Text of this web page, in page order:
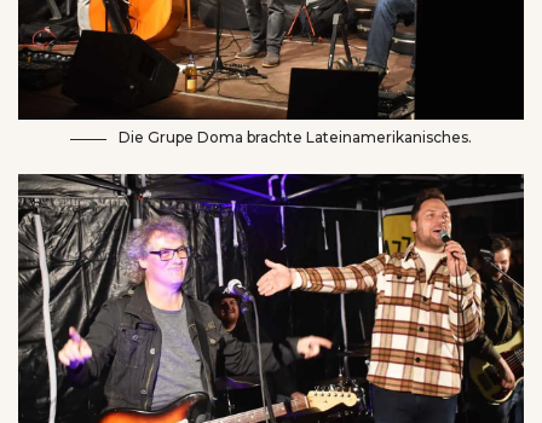
Die Grupe Doma brachte Lateinamerikanisches.